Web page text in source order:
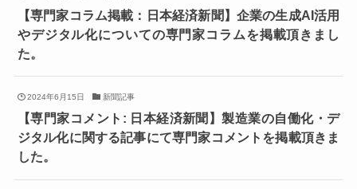
【専門家コラム掲載：日本経済新聞】企業の生成AI活用
やデジタル化についての専門家コラムを掲載頂きまし
た。
2024年6月15日 新聞記事
【専門家コメント: 日本経済新聞】製造業の自働化・デ
ジタル化に関する記事にて専門家コメントを掲載頂きま
した。